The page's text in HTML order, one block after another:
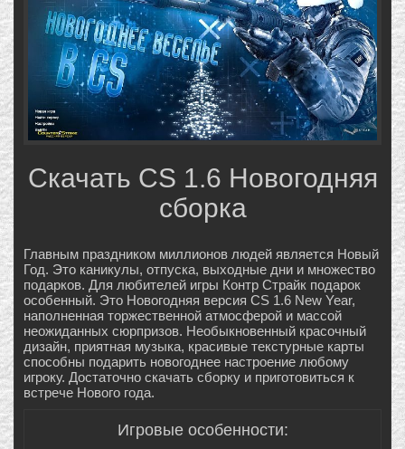
Скачать CS 1.6 Новогодняя
сборка
Главным праздником миллионов людей является Новый
Год. Это каникулы, отпуска, выходные дни и множество
подарков. Для любителей игры Контр Страйк подарок
особенный. Это Новогодняя версия CS 1.6 New Year,
наполненная торжественной атмосферой и массой
неожиданных сюрпризов. Необыкновенный красочный
дизайн, приятная музыка, красивые текстурные карты
способны подарить новогоднее настроение любому
игроку. Достаточно скачать сборку и приготовиться к
встрече Нового года.
Игровые особенности: